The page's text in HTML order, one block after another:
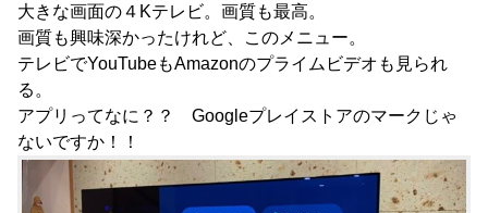
大きな画面の４Kテレビ。画質も最高。
画質も興味深かったけれど、このメニュー。
テレビでYouTubeもAmazonのプライムビデオも見られ
る。
アプリってなに？？ Googleプレイストアのマークじゃ
ないですか！！